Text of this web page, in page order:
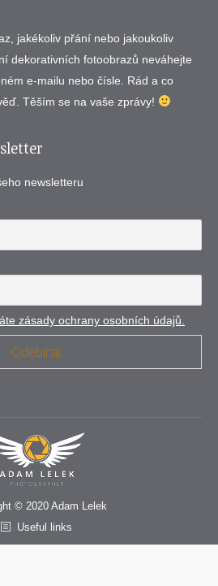
jakékoliv přání nebo jakoukoliv
dekorativních fotoobrazů neváhejte
e-mailu nebo čísle. Rád a co
Těším se na vaše zprávy!
newsletteru
zásady ochrany osobních údajů.
© 2020 Adam Lelek
Useful links